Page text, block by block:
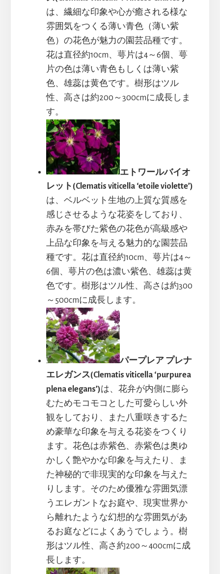
は、繊細な印象や心が癒される様な
雰囲気をつくる薄い青色（薄い紫
色）の花色が魅力の園芸品種です。
花は直径約10cm、萼片は4～6個、萼
片の色は薄い青色もしくは薄い紫
色、雄蕊は黄色です。樹形はツル
性、高さは約200～300cmに成長しま
す。
エトワールバイオ
レット(Clematis viticella ‘etoile violette’)
は、ベルベット生地の上質な質感を
感じさせるような花姿をしており、
赤みを帯びた紫色の花色が高級感や
上品な印象を与える魅力的な園芸品
種です。花は直径約10cm、萼片は4～
6個、萼片の色は濃い紫色、雄蕊は黄
色です。樹形はツル性、高さは約300
～500cmに成長します。
パープレア プレナ
エレガンス(Clematis viticella ‘purpurea
plena elegans’)は、花弁が内側に膨ら
むためモコモコとした可愛らしい外
観をしており、また八重咲きするた
め豪華な印象を与える花姿をつくり
ます。花色は赤紫色、赤紫色は奥ゆ
かしく艶やかな印象を与えたり、ま
た神秘的で非現実的な印象を与えた
りします。そのため優雅な雰囲気漂
うエレガントなお庭や、現実世界か
ら離れたような幻想的な雰囲気があ
るお庭などによくあうでしょう。樹
形はツル性、高さ約200～400cmに成
長します。